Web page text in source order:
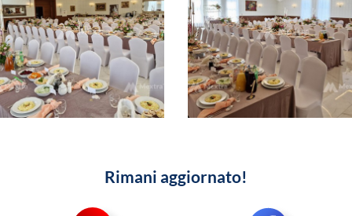
Rimani aggiornato!